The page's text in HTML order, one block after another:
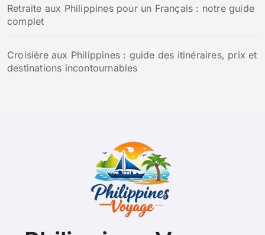
Retraite aux Philippines pour un Français : notre guide
complet
Croisière aux Philippines : guide des itinéraires, prix et
destinations incontournables